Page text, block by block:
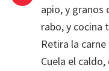
apio, y granos
rabo, y cocina
Retira la carne
Cuela el